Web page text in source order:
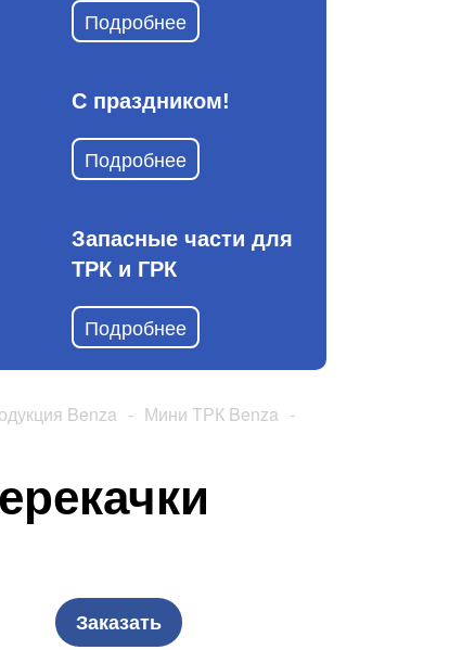
Подробнее
С праздником!
Подробнее
Запасные части для
ТРК и ГРК
Подробнее
Benza - Мини ТРК Benza -
Заказать